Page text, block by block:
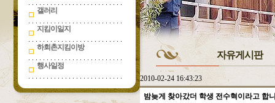
갤러리
지킴이일지
하회촌지킴이방
행사일정
자유게시판
2010-02-24 16:43:23
밤늦게 찾아갔더 학생 전수혁이라고 합